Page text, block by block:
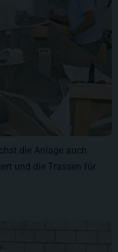
die Anlage auch
und die Trassen für